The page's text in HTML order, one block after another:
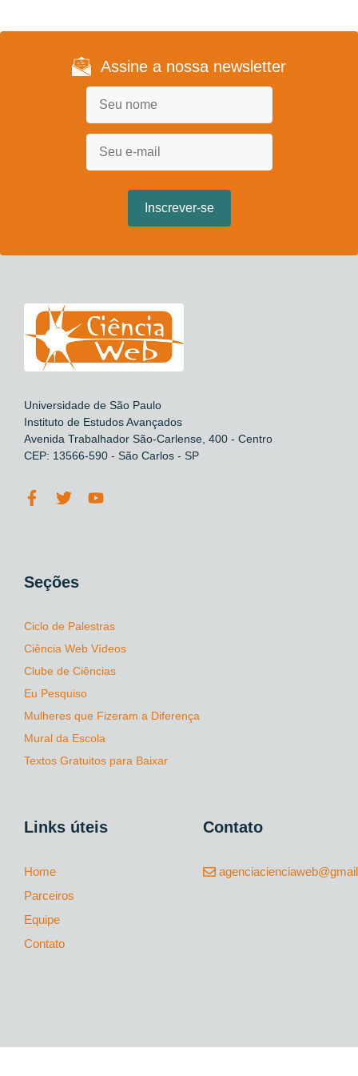
Assine a nossa newsletter
Universidade de São Paulo
Instituto de Estudos Avançados
Avenida Trabalhador São-Carlense, 400 - Centro
CEP: 13566-590 - São Carlos - SP
Seções
Ciclo de Palestras
Ciência Web Vídeos
Clube de Ciências
Eu Pesquiso
Mulheres que Fizeram a Diferença
Mural da Escola
Textos Gratuitos para Baixar
Links úteis
Home
Parceiros
Equipe
Contato
Contato